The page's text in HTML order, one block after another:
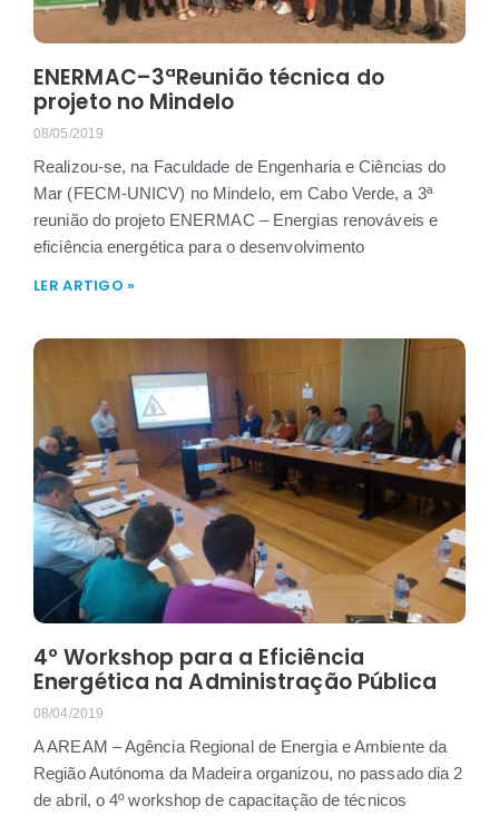
ENERMAC–3ªReunião técnica do
projeto no Mindelo
08/05/2019
Realizou-se, na Faculdade de Engenharia e Ciências do
Mar (FECM‑UNICV) no Mindelo, em Cabo Verde, a 3ª
reunião do projeto ENERMAC – Energias renováveis e
eficiência energética para o desenvolvimento
LER ARTIGO »
4º Workshop para a Eficiência
Energética na Administração Pública
08/04/2019
A AREAM – Agência Regional de Energia e Ambiente da
Região Autónoma da Madeira organizou, no passado dia 2
de abril, o 4º workshop de capacitação de técnicos